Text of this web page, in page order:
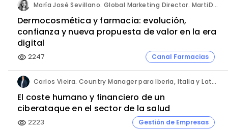
María José Sevillano. Global Marketing Director. MartiDerm.
Dermocosmética y farmacia: evolución,
confianza y nueva propuesta de valor en la era
digital
visibility 2247 Canal Farmacias
Carlos Vieira. Country Manager para Iberia, Italia y Latam. Hornetsecurity.
El coste humano y financiero de un
ciberataque en el sector de la salud
visibility 2223 Gestión de Empresas